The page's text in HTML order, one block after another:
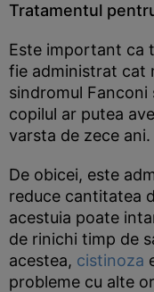
Tratamentul
Este important ca
fie administrat cat
sindromul
copilul ar putea
varsta de zece ani.
De obicei, este
reduce cantitatea
acestuia poate
de rinichi timp de
acestea, cistinoza
probleme cu alte